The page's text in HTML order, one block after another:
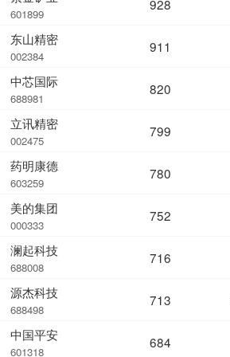
601899
东山精密
002384
中芯国际
688981
立讯精密
002475
药明康德
603259
美的集团
000333
澜起科技
688008
源杰科技
688498
中国平安
601318
928
911
820
799
780
752
716
713
684